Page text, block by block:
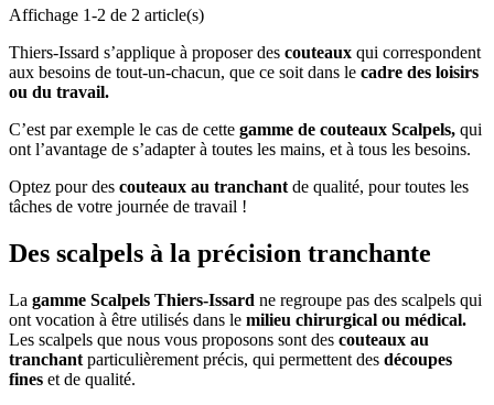
Affichage 1-2 de 2 article(s)
Thiers-Issard s’applique à proposer des couteaux qui correspondent
aux besoins de tout-un-chacun, que ce soit dans le cadre des loisirs
ou du travail.
C’est par exemple le cas de cette gamme de couteaux Scalpels, qui
ont l’avantage de s’adapter à toutes les mains, et à tous les besoins.
Optez pour des couteaux au tranchant de qualité, pour toutes les
tâches de votre journée de travail !
Des scalpels à la précision tranchante
La gamme Scalpels Thiers-Issard ne regroupe pas des scalpels qui
ont vocation à être utilisés dans le milieu chirurgical ou médical.
Les scalpels que nous vous proposons sont des couteaux au
tranchant particulièrement précis, qui permettent des découpes
fines et de qualité.